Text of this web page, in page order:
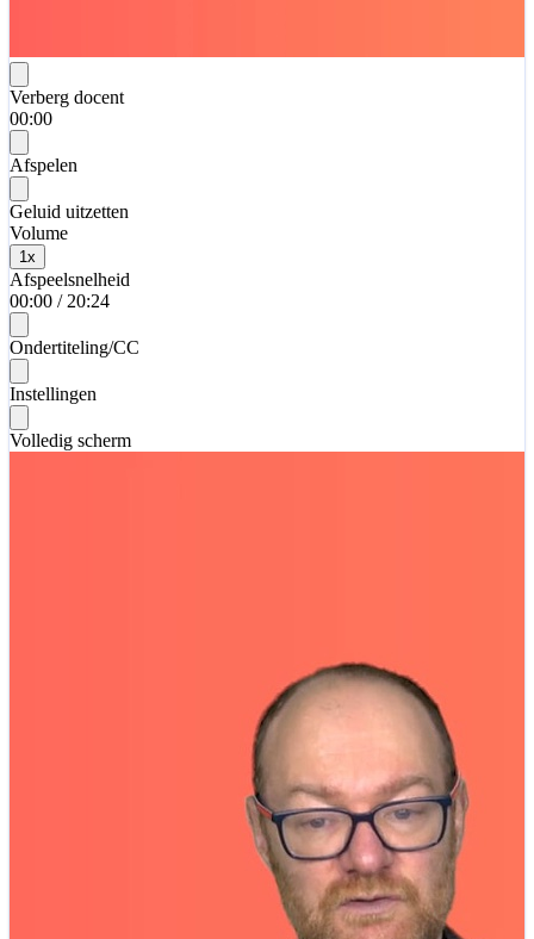
Verberg docent
00:00
Afspelen
Geluid uitzetten
Volume
1 x
Afspeelsnelheid
00:00 / 20:24
Ondertiteling/CC
Instellingen
Volledig scherm